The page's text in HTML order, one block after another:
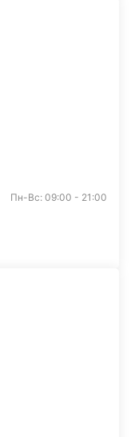
Пн-Вс: 09:00 - 21:00